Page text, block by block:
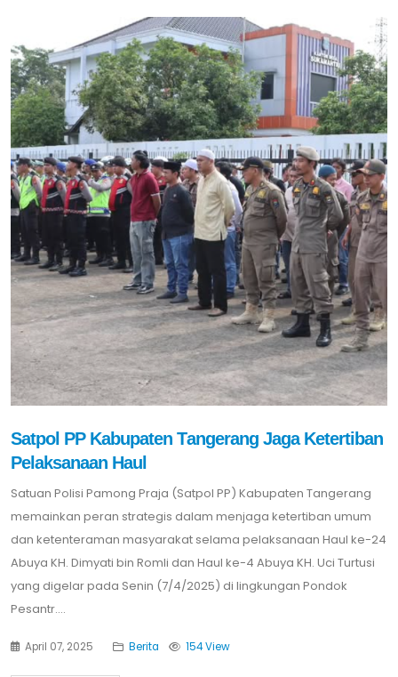
Satpol PP Kabupaten Tangerang Jaga Ketertiban
Pelaksanaan Haul
Satuan Polisi Pamong Praja (Satpol PP) Kabupaten Tangerang
memainkan peran strategis dalam menjaga ketertiban umum
dan ketenteraman masyarakat selama pelaksanaan Haul ke-24
Abuya KH. Dimyati bin Romli dan Haul ke-4 Abuya KH. Uci Turtusi
yang digelar pada Senin (7/4/2025) di lingkungan Pondok
Pesantr....
April 07, 2025 Berita 154 View